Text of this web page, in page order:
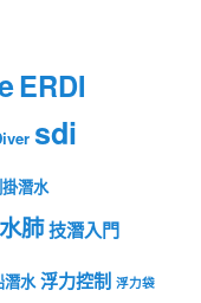
ERDI
sdi
潛水
肺技潛入門
潛水 浮力控制 浮力袋